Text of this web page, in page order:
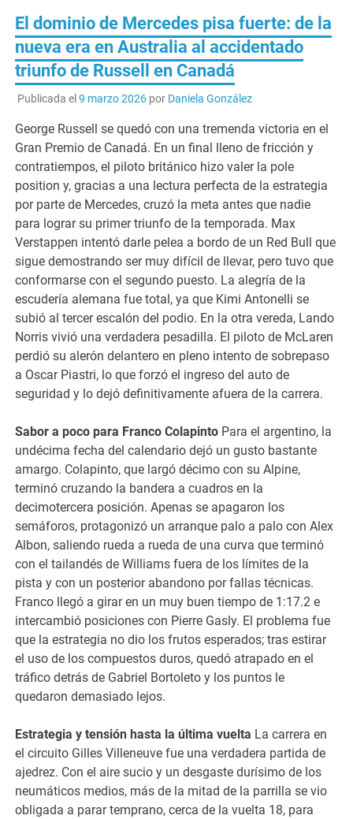
El dominio de Mercedes pisa fuerte: de la
nueva era en Australia al accidentado
triunfo de Russell en Canadá
Publicada el 9 marzo 2026por Daniela González
George Russell se quedó con una tremenda victoria en el
Gran Premio de Canadá. En un final lleno de fricción y
contratiempos, el piloto británico hizo valer la pole
position y, gracias a una lectura perfecta de la estrategia
por parte de Mercedes, cruzó la meta antes que nadie
para lograr su primer triunfo de la temporada. Max
Verstappen intentó darle pelea a bordo de un Red Bull que
sigue demostrando ser muy difícil de llevar, pero tuvo que
conformarse con el segundo puesto. La alegría de la
escudería alemana fue total, ya que Kimi Antonelli se
subió al tercer escalón del podio. En la otra vereda, Lando
Norris vivió una verdadera pesadilla. El piloto de McLaren
perdió su alerón delantero en pleno intento de sobrepaso
a Oscar Piastri, lo que forzó el ingreso del auto de
seguridad y lo dejó definitivamente afuera de la carrera.
Sabor a poco para Franco Colapinto Para el argentino, la
undécima fecha del calendario dejó un gusto bastante
amargo. Colapinto, que largó décimo con su Alpine,
terminó cruzando la bandera a cuadros en la
decimotercera posición. Apenas se apagaron los
semáforos, protagonizó un arranque palo a palo con Alex
Albon, saliendo rueda a rueda de una curva que terminó
con el tailandés de Williams fuera de los límites de la
pista y con un posterior abandono por fallas técnicas.
Franco llegó a girar en un muy buen tiempo de 1:17.2 e
intercambió posiciones con Pierre Gasly. El problema fue
que la estrategia no dio los frutos esperados; tras estirar
el uso de los compuestos duros, quedó atrapado en el
tráfico detrás de Gabriel Bortoleto y los puntos le
quedaron demasiado lejos.
Estrategia y tensión hasta la última vuelta La carrera en
el circuito Gilles Villeneuve fue una verdadera partida de
ajedrez. Con el aire sucio y un desgaste durísimo de los
neumáticos medios, más de la mitad de la parrilla se vio
obligada a parar temprano, cerca de la vuelta 18, para